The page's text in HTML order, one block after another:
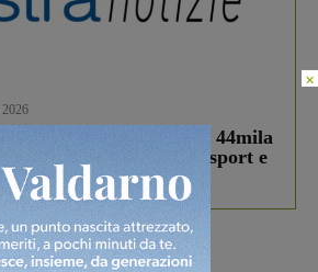
Smart Cities, oltre 44mila
torna il bando per lo sport e
Estrair
×